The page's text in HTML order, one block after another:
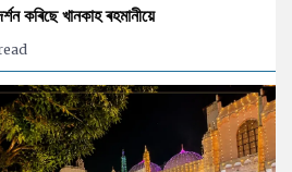
কৰিছে খানকাহ ৰহমানীয়ে